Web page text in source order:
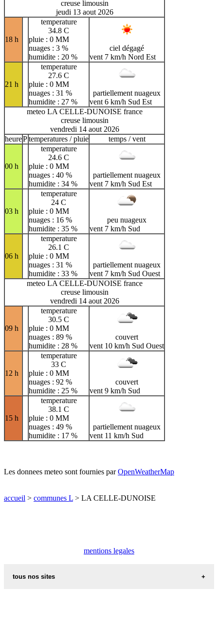
creuse limousin
jeudi 13 aout 2026
18 h
temperature
34.8 C
pluie : 0 MM
nuages : 3 %
humidite : 20 %
ciel dégagé
vent 7 km/h Nord Est
21 h
temperature
27.6 C
pluie : 0 MM
nuages : 31 %
humidite : 27 %
partiellement nuageux
vent 6 km/h Sud Est
meteo LA CELLE-DUNOISE france
creuse limousin
vendredi 14 aout 2026
heurePtemperatures / pluie temps / vent
00 h
temperature
24.6 C
pluie : 0 MM
nuages : 40 %
humidite : 34 %
partiellement nuageux
vent 7 km/h Sud Est
03 h
temperature
24 C
pluie : 0 MM
nuages : 16 %
humidite : 35 %
peu nuageux
vent 7 km/h Sud
06 h
temperature
26.1 C
pluie : 0 MM
nuages : 31 %
humidite : 33 %
partiellement nuageux
vent 7 km/h Sud Ouest
meteo LA CELLE-DUNOISE france
creuse limousin
vendredi 14 aout 2026
09 h
temperature
30.5 C
pluie : 0 MM
nuages : 89 %
humidite : 28 %
couvert
vent 10 km/h Sud Ouest
12 h
temperature
33 C
pluie : 0 MM
nuages : 92 %
humidite : 25 %
couvert
vent 9 km/h Sud
15 h
temperature
38.1 C
pluie : 0 MM
nuages : 49 %
humidite : 17 %
partiellement nuageux
vent 11 km/h Sud
Les donnees meteo sont fournies parOpenWeatherMap
accueil > communes L > LA CELLE-DUNOISE
mentions legales
tous nos sites